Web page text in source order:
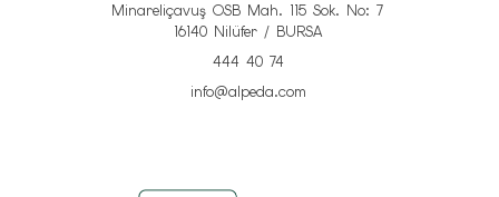
Minareliçavuş OSB Mah. 115 Sok. No: 7
16140 Nilüfer / BURSA
444 40 74
info@alpeda.com